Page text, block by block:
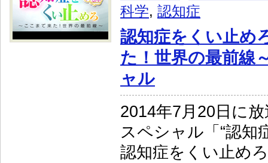
科学, 認知症
認知症をくい止め
た！世界の最前線
ャル
2014年7月20日に
スペシャル「“認
認知症をくい止め